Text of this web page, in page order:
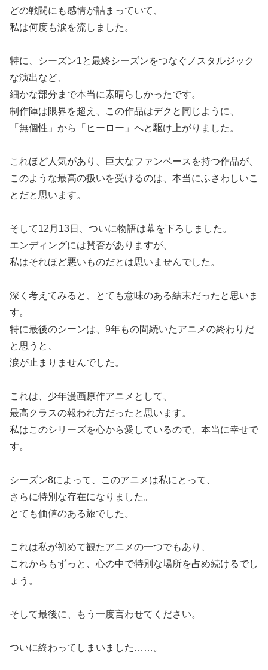
どの戦闘にも感情が詰まっていて、
私は何度も涙を流しました。
特に、シーズン1と最終シーズンをつなぐノスタルジック
な演出など、
細かな部分まで本当に素晴らしかったです。
制作陣は限界を超え、この作品はデクと同じように、
「無個性」から「ヒーロー」へと駆け上がりました。
これほど人気があり、巨大なファンベースを持つ作品が、
このような最高の扱いを受けるのは、本当にふさわしいこ
とだと思います。
そして12月13日、ついに物語は幕を下ろしました。
エンディングには賛否がありますが、
私はそれほど悪いものだとは思いませんでした。
深く考えてみると、とても意味のある結末だったと思いま
す。
特に最後のシーンは、9年もの間続いたアニメの終わりだ
と思うと、
涙が止まりませんでした。
これは、少年漫画原作アニメとして、
最高クラスの報われ方だったと思います。
私はこのシリーズを心から愛しているので、本当に幸せで
す。
シーズン8によって、このアニメは私にとって、
さらに特別な存在になりました。
とても価値のある旅でした。
これは私が初めて観たアニメの一つでもあり、
これからもずっと、心の中で特別な場所を占め続けるでし
ょう。
そして最後に、もう一度言わせてください。
ついに終わってしまいました……。